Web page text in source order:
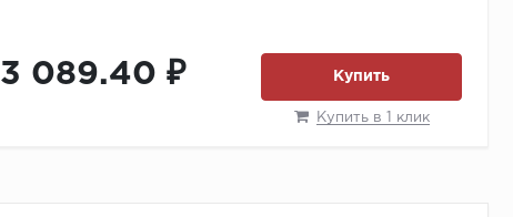
3 089.40 ₽ Купить
Купить в 1 клик